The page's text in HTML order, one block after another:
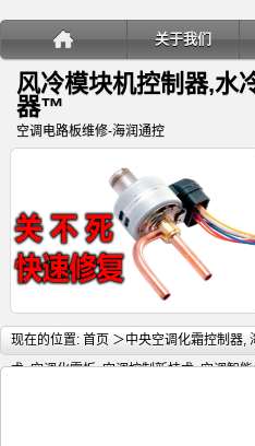
关于我们
风冷模块机控制器,水
器™
空调电路板维修-海润通控
详细内
现在的位置: 首页 ＞中央空调化霜控制器,
术,空调化霜板,空调控制新技术,空调智